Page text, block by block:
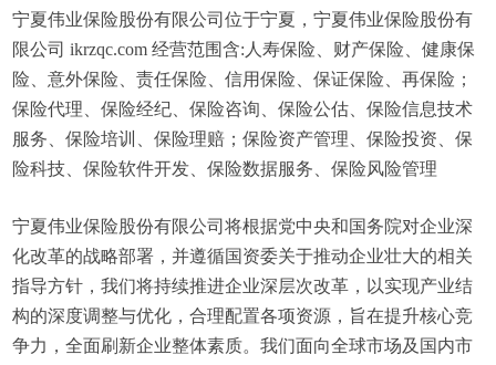
宁夏伟业保险股份有限公司位于宁夏，宁夏伟业保险股份有
限公司 ikrzqc.com 经营范围含:人寿保险、财产保险、健康保
险、意外保险、责任保险、信用保险、保证保险、再保险；
保险代理、保险经纪、保险咨询、保险公估、保险信息技术
服务、保险培训、保险理赔；保险资产管理、保险投资、保
险科技、保险软件开发、保险数据服务、保险风险管理
宁夏伟业保险股份有限公司将根据党中央和国务院对企业深
化改革的战略部署，并遵循国资委关于推动企业壮大的相关
指导方针，我们将持续推进企业深层次改革，以实现产业结
构的深度调整与优化，合理配置各项资源，旨在提升核心竞
争力，全面刷新企业整体素质。我们面向全球市场及国内市